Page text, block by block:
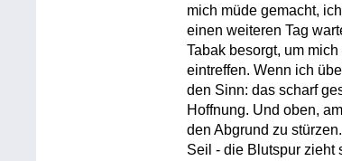
mich müde gemacht,
einen weiteren Tag
Tabak besorgt, um
eintreffen. Wenn ich
den Sinn: das scharf
Hoffnung. Und oben,
den Abgrund zu
Seil - die Blutspur zieht